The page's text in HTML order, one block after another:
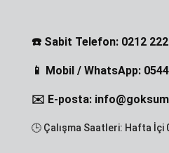
☎️ Sabit Telefon: 0212 222
📱 Mobil / WhatsApp:
✉️ E-posta:
🕒 Çalışma Saatleri: Hafta İçi